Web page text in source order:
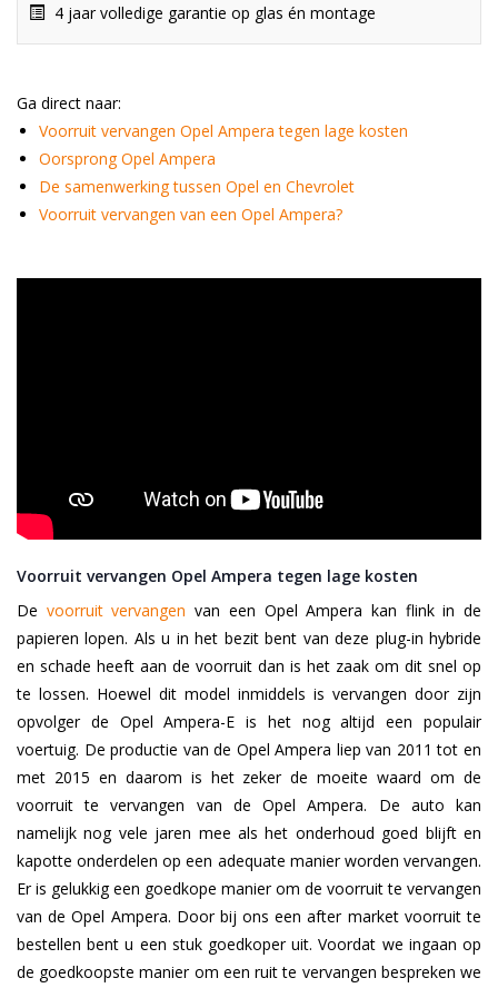
4 jaar volledige garantie op glas én montage
Ga direct naar:
Voorruit vervangen Opel Ampera tegen lage kosten
Oorsprong Opel Ampera
De samenwerking tussen Opel en Chevrolet
Voorruit vervangen van een Opel Ampera?
Voorruit vervangen Opel Ampera tegen lage kosten
De voorruit vervangen van een Opel Ampera kan flink in de
papieren lopen. Als u in het bezit bent van deze plug-in hybride
en schade heeft aan de voorruit dan is het zaak om dit snel op
te lossen. Hoewel dit model inmiddels is vervangen door zijn
opvolger de Opel Ampera-E is het nog altijd een populair
voertuig. De productie van de Opel Ampera liep van 2011 tot en
met 2015 en daarom is het zeker de moeite waard om de
voorruit te vervangen van de Opel Ampera. De auto kan
namelijk nog vele jaren mee als het onderhoud goed blijft en
kapotte onderdelen op een adequate manier worden vervangen.
Er is gelukkig een goedkope manier om de voorruit te vervangen
van de Opel Ampera. Door bij ons een after market voorruit te
bestellen bent u een stuk goedkoper uit. Voordat we ingaan op
de goedkoopste manier om een ruit te vervangen bespreken we